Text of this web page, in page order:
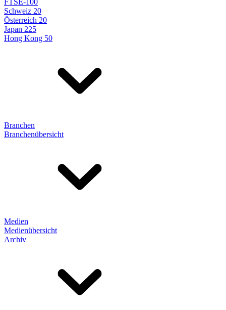
FTSE-100
Schweiz 20
Österreich 20
Japan 225
Hong Kong 50
Branchen
Branchenübersicht
Medien
Medienübersicht
Archiv